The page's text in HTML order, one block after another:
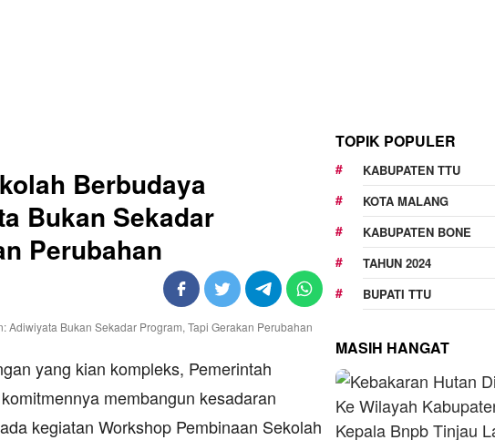
Berbudaya
Bukan Sekadar
Perubahan
yang kian kompleks, Pemerintah
membangun kesadaran
kegiatan Workshop Pembinaan Sekolah
TOPIK POPULER
KABUPATEN TTU
KOTA MALANG
KABUPATEN BONE
TAHUN 2024
BUPATI TTU
MASIH HANGAT